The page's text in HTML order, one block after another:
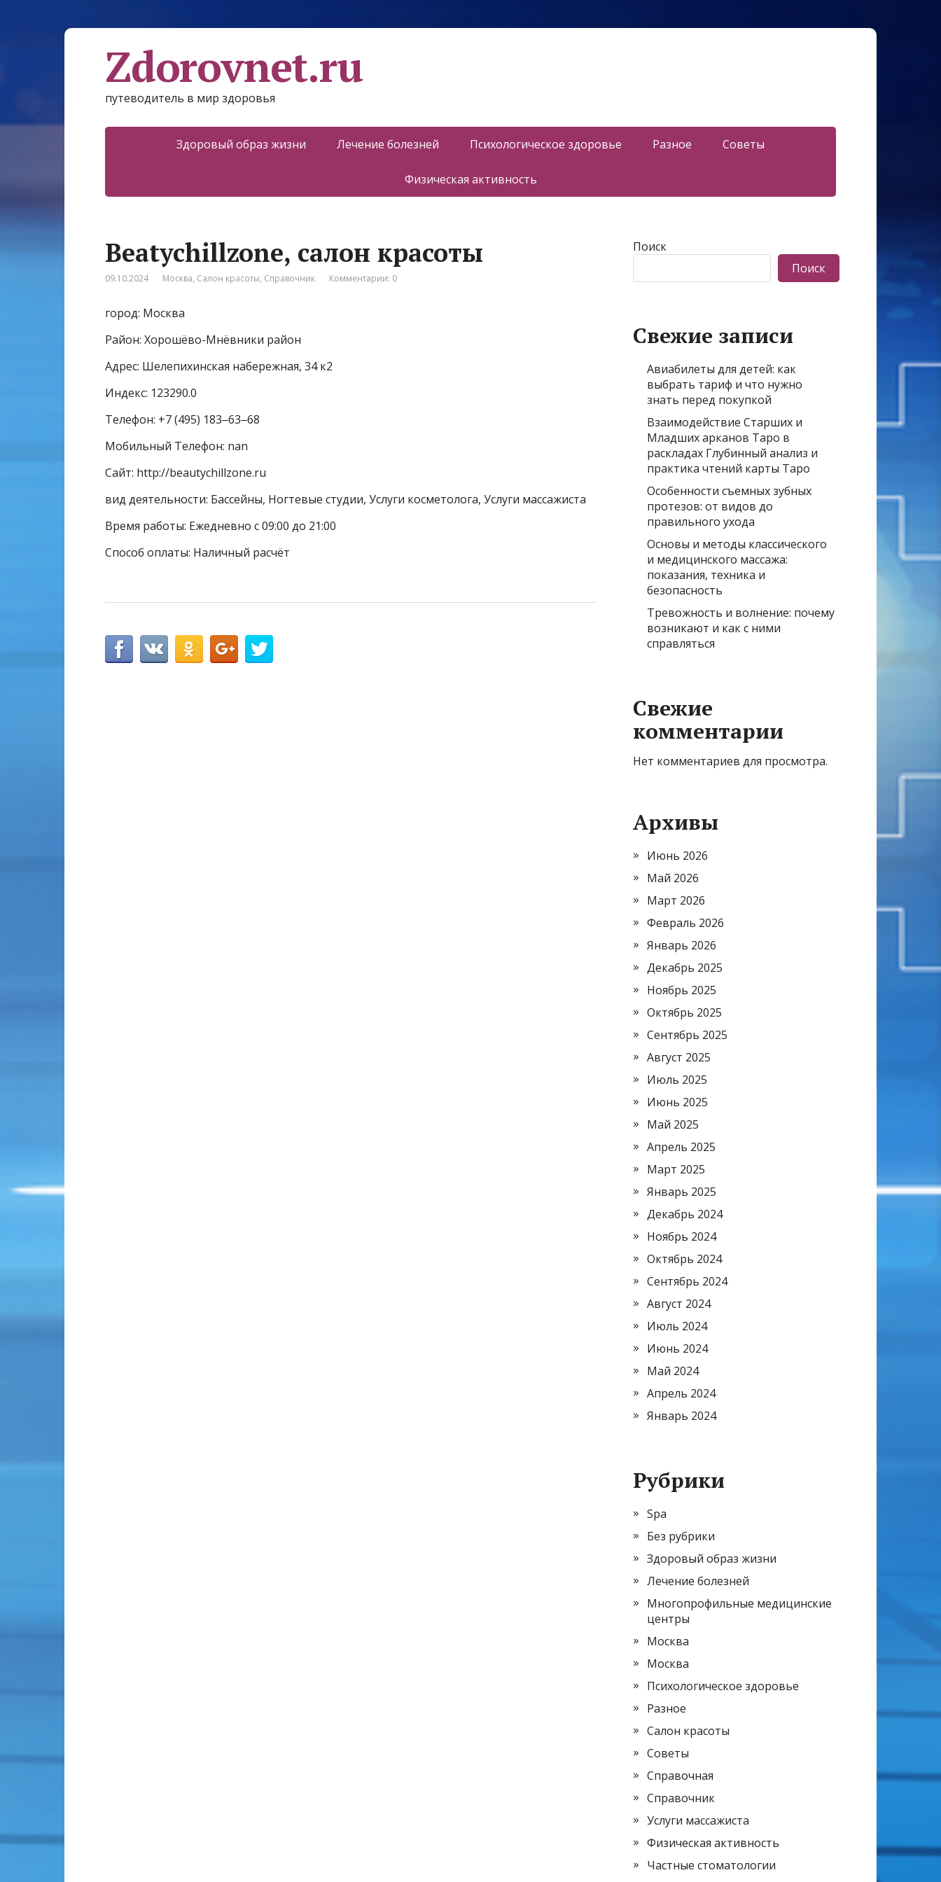
Zdorovnet.ru
путеводитель в мир здоровья
Здоровый образ жизни Лечение болезней Психологическое здоровье Разное Советы
Физическая активность
Beatychillzone, салон красоты
09.10.2024 Москва, Салон красоты, Справочник Комментарии: 0
город: Москва
Район: Хорошёво-Мнёвники район
Адрес: Шелепихинская набережная, 34 к2
Индекс: 123290.0
Телефон: +7 (495) 183‒63‒68
Мобильный Телефон: nan
Сайт: http://beautychillzone.ru
вид деятельности: Бассейны, Ногтевые студии, Услуги косметолога, Услуги массажиста
Время работы: Ежедневно с 09:00 до 21:00
Способ оплаты: Наличный расчёт
Поиск
Поиск
Свежие записи
Авиабилеты для детей: как
выбрать тариф и что нужно
знать перед покупкой
Взаимодействие Старших и
Младших арканов Таро в
раскладах Глубинный анализ и
практика чтений карты Таро
Особенности съемных зубных
протезов: от видов до
правильного ухода
Основы и методы классического
и медицинского массажа:
показания, техника и
безопасность
Тревожность и волнение: почему
возникают и как с ними
справляться
Свежие
комментарии
Нет комментариев для просмотра.
Архивы
Июнь 2026
Май 2026
Март 2026
Февраль 2026
Январь 2026
Декабрь 2025
Ноябрь 2025
Октябрь 2025
Сентябрь 2025
Август 2025
Июль 2025
Июнь 2025
Май 2025
Апрель 2025
Март 2025
Январь 2025
Декабрь 2024
Ноябрь 2024
Октябрь 2024
Сентябрь 2024
Август 2024
Июль 2024
Июнь 2024
Май 2024
Апрель 2024
Январь 2024
Рубрики
Spa
Без рубрики
Здоровый образ жизни
Лечение болезней
Многопрофильные медицинские
центры
Москва
Москва
Психологическое здоровье
Разное
Салон красоты
Советы
Справочная
Справочник
Услуги массажиста
Физическая активность
Частные стоматологии